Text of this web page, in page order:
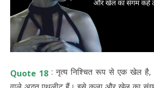
Quote 18 : नृत्य निश्चित रूप से एक खेल